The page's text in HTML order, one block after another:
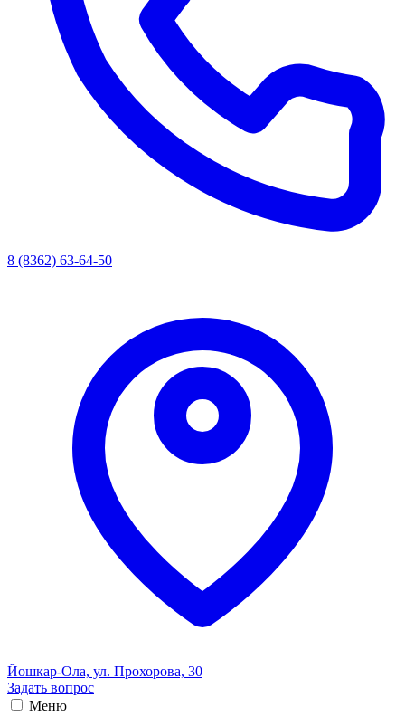
8 (8362) 63-64-50
Йошкар-Ола, ул. Прохорова, 30
Задать вопрос
Меню